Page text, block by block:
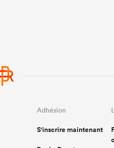
Adhésion
S'inscrire maintenant